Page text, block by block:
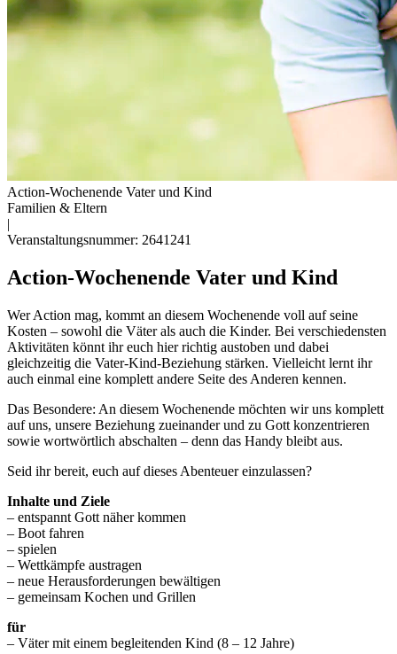
Action-Wochenende Vater und Kind
Familien & Eltern
|
Veranstaltungsnummer: 2641241
Action-Wochenende Vater und Kind
Wer Action mag, kommt an diesem Wochenende voll auf seine
Kosten – sowohl die Väter als auch die Kinder. Bei verschiedensten
Aktivitäten könnt ihr euch hier richtig austoben und dabei
gleichzeitig die Vater-Kind-Beziehung stärken. Vielleicht lernt ihr
auch einmal eine komplett andere Seite des Anderen kennen.
Das Besondere: An diesem Wochenende möchten wir uns komplett
auf uns, unsere Beziehung zueinander und zu Gott konzentrieren
sowie wortwörtlich abschalten – denn das Handy bleibt aus.
Seid ihr bereit, euch auf dieses Abenteuer einzulassen?
Inhalte und Ziele
– entspannt Gott näher kommen
– Boot fahren
– spielen
– Wettkämpfe austragen
– neue Herausforderungen bewältigen
– gemeinsam Kochen und Grillen
für
– Väter mit einem begleitenden Kind (8 – 12 Jahre)